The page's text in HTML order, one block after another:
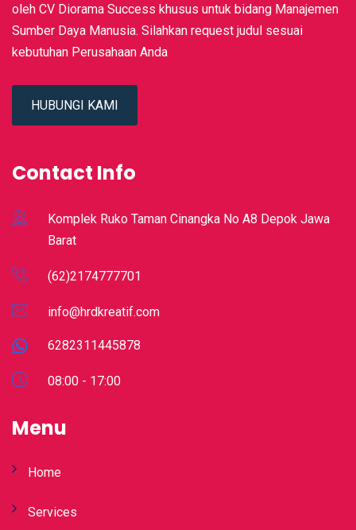
oleh CV Diorama Success khusus untuk bidang Manajemen
Sumber Daya Manusia. Silahkan request judul sesuai
kebutuhan Perusahaan Anda
HUBUNGI KAMI
Contact Info
Komplek Ruko Taman Cinangka No A8 Depok Jawa
Barat
(62)2174777701
info@hrdkreatif.com
6282311445878
08:00 - 17:00
Menu
Home
Services